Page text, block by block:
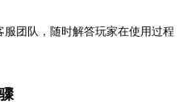
服团队，随时解答玩家在使用过程